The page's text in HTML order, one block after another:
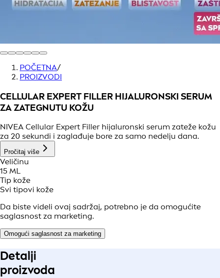
POČETNA/
PROIZVODI
CELLULAR EXPERT FILLER HIJALURONSKI SERUM
ZA ZATEGNUTU KOŽU
NIVEA Cellular Expert Filler hijaluronski serum zateže kožu
za 20 sekundi i zaglađuje bore za samo nedelju dana.
Pročitaj više
Veličinu
15 ML
Tip kože
Svi tipovi kože
Da biste videli ovaj sadržaj, potrebno je da omogućite
saglasnost za marketing.
Omogući saglasnost za marketing
Detalji
proizvoda